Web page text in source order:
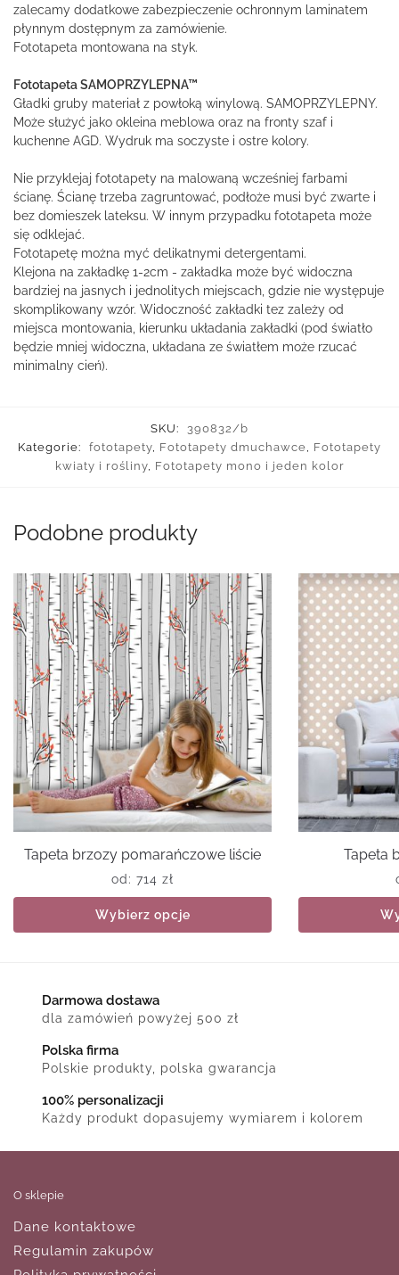
zalecamy dodatkowe zabezpieczenie ochronnym laminatem
płynnym dostępnym za zamówienie.
Fototapeta montowana na styk.
Fototapeta SAMOPRZYLEPNA™
Gładki gruby materiał z powłoką winylową. SAMOPRZYLEPNY.
Może służyć jako okleina meblowa oraz na fronty szaf i
kuchenne AGD. Wydruk ma soczyste i ostre kolory.
Nie przyklejaj fototapety na malowaną wcześniej farbami
ścianę. Ścianę trzeba zagruntować, podłoże musi być zwarte i
bez domieszek lateksu. W innym przypadku fototapeta może
się odklejać.
Fototapetę można myć delikatnymi detergentami.
Klejona na zakładkę 1-2cm - zakładka może być widoczna
bardziej na jasnych i jednolitych miejscach, gdzie nie występuje
skomplikowany wzór. Widoczność zakładki tez zależy od
miejsca montowania, kierunku układania zakładki (pod światło
będzie mniej widoczna, układana ze światłem może rzucać
minimalny cień).
SKU:
390832/b
Kategorie:
fototapety, Fototapety dmuchawce, Fototapety
kwiaty i rośliny, Fototapety mono i jeden kolor
Podobne produkty
Tapeta brzozy pomarańczowe liście
od: 714 zł
Wybierz opcje
Tapeta
Darmowa dostawa
dla zamówień powyżej 500 zł
Polska firma
Polskie produkty, polska gwarancja
100% personalizacji
Każdy produkt dopasujemy wymiarem i kolorem
O sklepie
Dane kontaktowe
Regulamin zakupów